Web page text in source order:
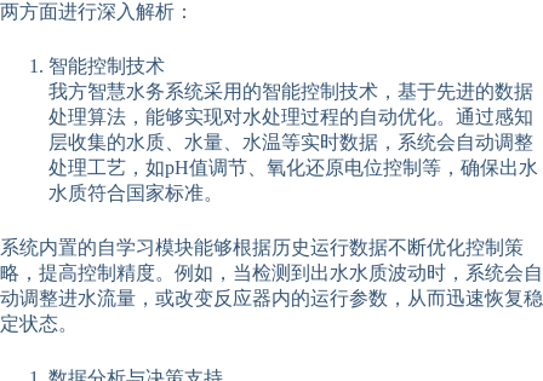
两方面进行深入解析：
智能控制技术
我方智慧水务系统采用的智能控制技术，基于先进的数据
处理算法，能够实现对水处理过程的自动优化。通过感知
层收集的水质、水量、水温等实时数据，系统会自动调整
处理工艺，如pH值调节、氧化还原电位控制等，确保出水
水质符合国家标准。
系统内置的自学习模块能够根据历史运行数据不断优化控制策
略，提高控制精度。例如，当检测到出水水质波动时，系统会自
动调整进水流量，或改变反应器内的运行参数，从而迅速恢复稳
定状态。